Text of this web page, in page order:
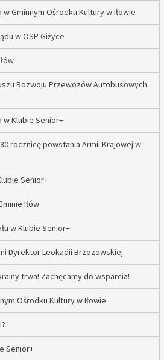
w Gminnym Ośrodku Kultury w Iłowie
w OSP Giżyce
Rozwoju Przewozów Autobusowych
w Klubie Senior+
rocznicę powstania Armii Krajowej w
Senior+
Iłów
w Klubie Senior+
Dyrektor Leokadii Brzozowskiej
trwa! Zachęcamy do wsparcia!
Ośrodku Kultury w Iłowie
Senior+